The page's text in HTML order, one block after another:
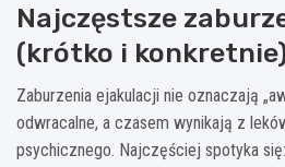
Najczęstsze
(krótko i
Zaburzenia ejakulacji nie oznaczają
odwracalne, a czasem wynikają z
psychicznego. Najczęściej spotyka się: